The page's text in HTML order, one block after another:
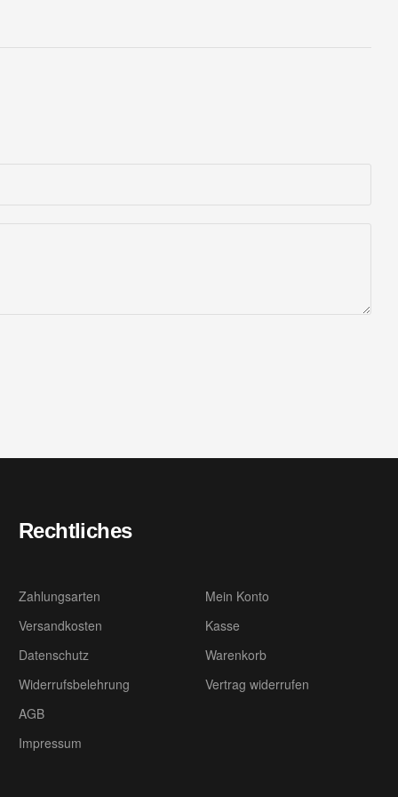
Rechtliches
Zahlungsarten
Versandkosten
Datenschutz
Widerrufsbelehrung
AGB
Impressum
Mein Konto
Kasse
Warenkorb
Vertrag widerrufen